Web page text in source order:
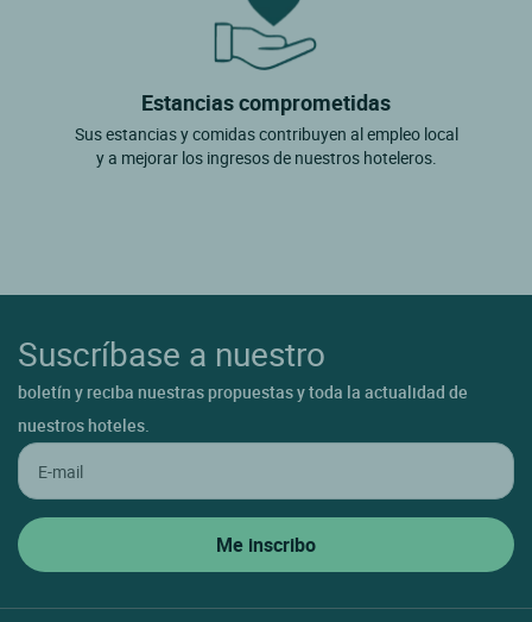
Estancias comprometidas
Sus estancias y comidas contribuyen al empleo local
y a mejorar los ingresos de nuestros hoteleros.
Suscríbase a nuestro
boletín y reciba nuestras propuestas y toda la actualidad de
nuestros hoteles.